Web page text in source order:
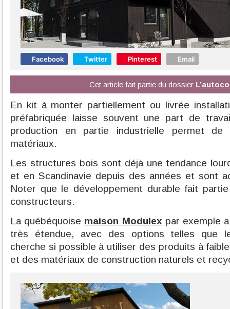
Facebook Twitter Pinterest Email
Cet article fait partie du dossier
En kit à monter partiellement ou livrée
préfabriquée laisse souvent une part de
production en partie industrielle permet
matériaux.
Les structures bois sont déjà une tendance
et en Scandinavie depuis des années et sont
Noter que le développement durable fait
constructeurs.
La québéquoise maison Modulex par exemple
très étendue, avec des options telles que
cherche si possible à utiliser des produits à
et des matériaux de construction naturels et